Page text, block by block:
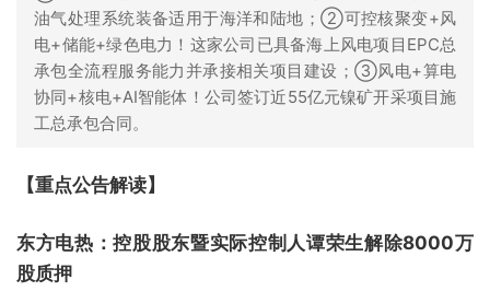
油气处理系统装备适用于海洋和陆地；②可控核聚变+风
电+储能+绿色电力！这家公司已具备海上风电项目EPC总
承包全流程服务能力并承接相关项目建设；③风电+算电
协同+核电+AI智能体！公司签订近55亿元镍矿开采项目施
工总承包合同。
【重点公告解读】
东方电热：控股股东暨实际控制人谭荣生解除8000万
股质押